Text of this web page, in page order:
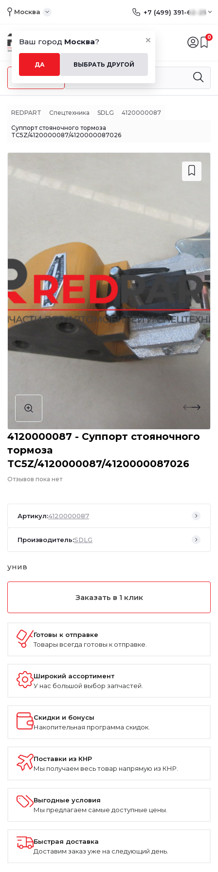
Ваш город Москва?
ДА ВЫБРАТЬ ДРУГОЙ
Москва +7 (499) 391-62-25
0
Меню
REDPART Спецтехника SDLG 4120000087
Суппорт стояночного тормоза
TC5Z/4120000087/4120000087026
4120000087 - Суппорт стояночного
тормоза
TC5Z/4120000087/4120000087026
Отзывов пока нет
Артикул:4120000087
Производитель:SDLG
унив
Заказать в 1 клик
Готовы к отправке
Товары всегда готовы к отправке.
Широкий ассортимент
У нас большой выбор запчастей.
Скидки и бонусы
Накопительная программа скидок.
Поставки из КНР
Мы получаем весь товар напрямую из КНР.
Выгодные условия
Мы предлагаем самые доступные цены.
Быстрая доставка
Доставим заказ уже на следующий день.